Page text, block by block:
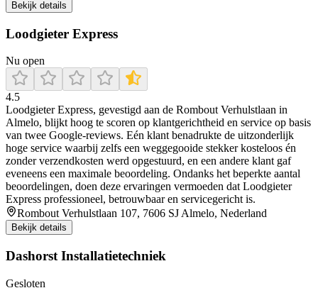
Bekijk details
Loodgieter Express
Nu open
4.5
Loodgieter Express, gevestigd aan de Rombout Verhulstlaan in
Almelo, blijkt hoog te scoren op klantgerichtheid en service op basis
van twee Google-reviews. Eén klant benadrukte de uitzonderlijk
hoge service waarbij zelfs een weggegooide stekker kosteloos én
zonder verzendkosten werd opgestuurd, en een andere klant gaf
eveneens een maximale beoordeling. Ondanks het beperkte aantal
beoordelingen, doen deze ervaringen vermoeden dat Loodgieter
Express professioneel, betrouwbaar en servicegericht is.
Rombout Verhulstlaan 107, 7606 SJ Almelo, Nederland
Bekijk details
Dashorst Installatietechniek
Gesloten